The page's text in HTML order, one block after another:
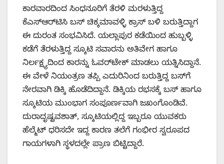
ಕಾರವಾರದಿಂದ ಸಿಂಧನೂರಿಗೆ ತೆರಳಿ ಮರಳುತ್ತಿದ್ದ
ಕೆಎಸ್‌ಆರ್‌ಟಿಸಿ ಬಸ್ ಚಿಕ್ಕಮಾವಳ್ಳಿ ಕ್ರಾಸ್ ಬಳಿ ಬರುತ್ತಿದ್ದಾಗ
ಈ ದುರಂತ ಸಂಭವಿಸಿದೆ. ಯಲ್ಲಾಪುರ ಕಡೆಯಿಂದ ಹುಬ್ಬಳ್ಳಿ
ಕಡೆಗೆ ತೆರಳುತ್ತಿದ್ದ ಸ್ಕೂಟಿ ಸವಾರನು ಅತಿವೇಗ ಹಾಗೂ
ನಿರ್ಲಕ್ಷ್ಯದಿಂದ ಕಾರನ್ನು ಓವರ್‌ಟೇಕ್ ಮಾಡಲು ಯತ್ನಿಸಿದ್ದಾನೆ.
ಈ ವೇಳೆ ನಿಯಂತ್ರಣ ತಪ್ಪಿ ಎದುರಿನಿಂದ ಬರುತ್ತಿದ್ದ ಬಸ್‌ಗೆ
ನೇರವಾಗಿ ಡಿಕ್ಕಿ ಹೊಡೆದಿದ್ದಾನೆ. ಡಿಕ್ಕಿಯ ರಭಸಕ್ಕೆ ಬಸ್ ಹಾಗೂ
ಸ್ಕೂಟಿಯ ಮುಂಭಾಗ ಸಂಪೂರ್ಣವಾಗಿ ಜಖಂಗೊಂಡಿವೆ.
ದುರಾದೃಷ್ಟವಶಾತ್, ಸ್ಕೂಟಿಯಲ್ಲಿದ್ದ ಇಬ್ಬರೂ ಯುವಕರು
ಹೆಲ್ಮೆಟ್ ಧರಿಸದೇ ಇದ್ದ ಕಾರಣ ತಲೆಗೆ ಗಂಭೀರ ಸ್ವರೂಪದ
ಗಾಯಗಳಾಗಿ ಸ್ಥಳದಲ್ಲೇ ಪ್ರಾಣ ಬಿಟ್ಟಿದ್ದಾರೆ.